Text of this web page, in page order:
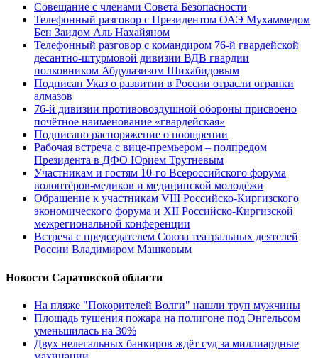
Совещание с членами Совета Безопасности
Телефонный разговор с Президентом ОАЭ Мухаммедом
Бен Заидом Аль Нахайяном
Телефонный разговор с командиром 76-й гвардейской
десантно-штурмовой дивизии ВДВ гвардии
полковником Абдулазизом Шихабидовым
Подписан Указ о развитии в России отрасли огранки
алмазов
76-й дивизии противовоздушной обороны присвоено
почётное наименование «гвардейская»
Подписано распоряжение о поощрении
Рабочая встреча с вице-премьером – полпредом
Президента в ДФО Юрием Трутневым
Участникам и гостям 10-го Всероссийского форума
волонтёров-медиков и медицинской молодёжи
Обращение к участникам VIII Российско-Киргизского
экономического форума и XII Российско-Киргизской
межрегиональной конференции
Встреча с председателем Союза театральных деятелей
России Владимиром Машковым
Новости Саратовской области
На пляже "Покорителей Волги" нашли труп мужчины
Площадь тушения пожара на полигоне под Энгельсом
уменьшилась на 30%
Двух нелегальных банкиров ждёт суд за миллиардные